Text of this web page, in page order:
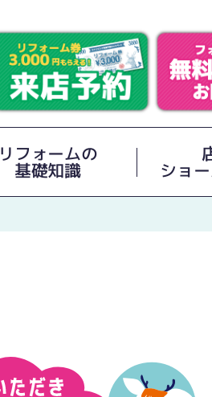
リフォームの
基礎知識 ショ